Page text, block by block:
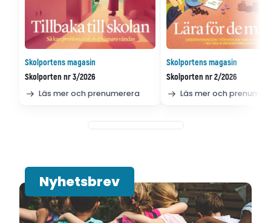
Skolportens magasin
Skolporten nr 3/2026
Läs mer och prenumerera
Skolportens magasin
Skolporten nr 2/2026
Läs mer och
Nyhetsbrev